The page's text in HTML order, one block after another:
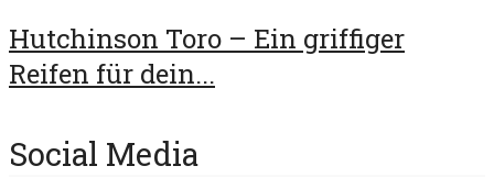
Hutchinson Toro – Ein griffiger
Reifen für dein...
Social Media